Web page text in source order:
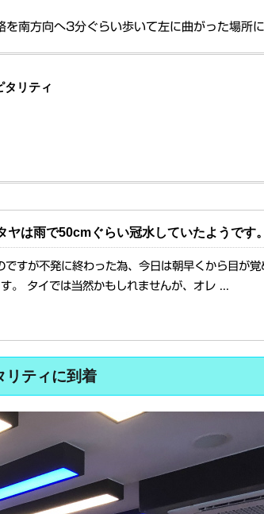
南方向へ3分ぐらい歩いて左に曲がった場所に
タリティ
は雨で50cmぐらい冠水していたようです。
すが不発に終わった為、今日は朝早くから目が
。 タイでは当然かもしれませんが、オレ ...
リティに到着